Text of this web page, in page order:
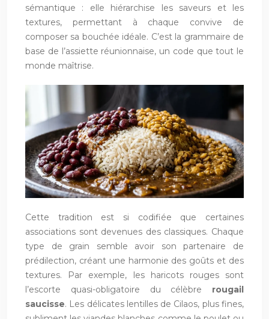
sémantique : elle hiérarchise les saveurs et les
textures, permettant à chaque convive de
composer sa bouchée idéale. C’est la grammaire de
base de l’assiette réunionnaise, un code que tout le
monde maîtrise.
Cette tradition est si codifiée que certaines
associations sont devenues des classiques. Chaque
type de grain semble avoir son partenaire de
prédilection, créant une harmonie des goûts et des
textures. Par exemple, les haricots rouges sont
l’escorte quasi-obligatoire du célèbre rougail
saucisse. Les délicates lentilles de Cilaos, plus fines,